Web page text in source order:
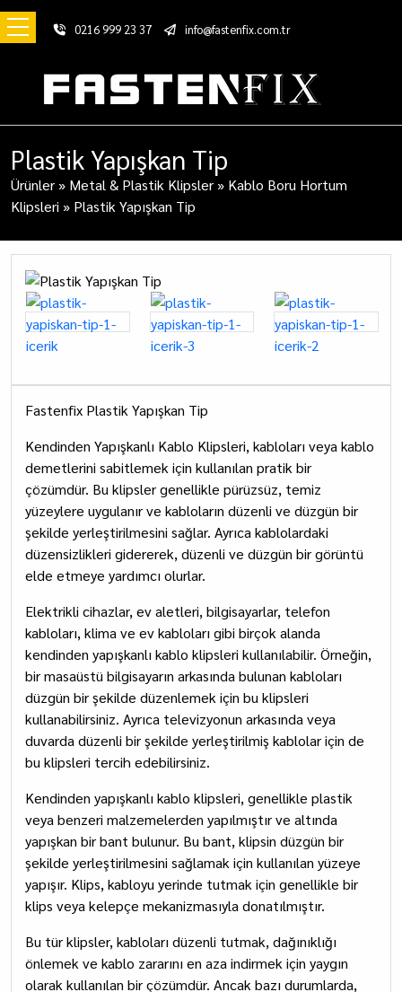
0216 999 23 37 info@fastenfix.com.tr
Plastik Yapışkan Tip
Ürünler» Metal & Plastik Klipsler» Kablo Boru Hortum
Klipsleri » Plastik Yapışkan Tip
Fastenfix Plastik Yapışkan Tip
Kendinden Yapışkanlı Kablo Klipsleri, kabloları veya kablo
demetlerini sabitlemek için kullanılan pratik bir
çözümdür. Bu klipsler genellikle pürüzsüz, temiz
yüzeylere uygulanır ve kabloların düzenli ve düzgün bir
şekilde yerleştirilmesini sağlar. Ayrıca kablolardaki
düzensizlikleri gidererek, düzenli ve düzgün bir görüntü
elde etmeye yardımcı olurlar.
Elektrikli cihazlar, ev aletleri, bilgisayarlar, telefon
kabloları, klima ve ev kabloları gibi birçok alanda
kendinden yapışkanlı kablo klipsleri kullanılabilir. Örneğin,
bir masaüstü bilgisayarın arkasında bulunan kabloları
düzgün bir şekilde düzenlemek için bu klipsleri
kullanabilirsiniz. Ayrıca televizyonun arkasında veya
duvarda düzenli bir şekilde yerleştirilmiş kablolar için de
bu klipsleri tercih edebilirsiniz.
Kendinden yapışkanlı kablo klipsleri, genellikle plastik
veya benzeri malzemelerden yapılmıştır ve altında
yapışkan bir bant bulunur. Bu bant, klipsin düzgün bir
şekilde yerleştirilmesini sağlamak için kullanılan yüzeye
yapışır. Klips, kabloyu yerinde tutmak için genellikle bir
klips veya kelepçe mekanizmasıyla donatılmıştır.
Bu tür klipsler, kabloları düzenli tutmak, dağınıklığı
önlemek ve kablo zararını en aza indirmek için yaygın
olarak kullanılan bir çözümdür. Ancak bazı durumlarda,